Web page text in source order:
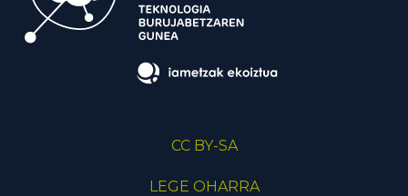
CC BY-SA
LEGE OHARRA